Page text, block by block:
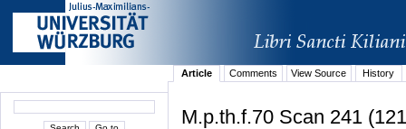
Article Comments View Source History
M.p.th.f.70 Scan 241